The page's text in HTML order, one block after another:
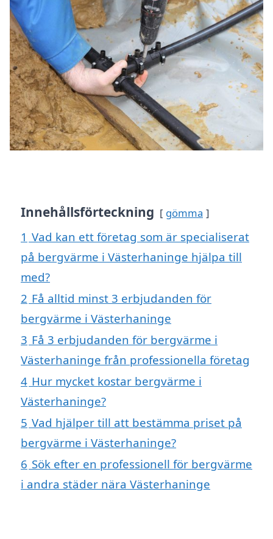
Innehållsförteckning gömma
1 Vad kan ett företag som är specialiserat
på bergvärme i Västerhaninge hjälpa till
med?
2 Få alltid minst 3 erbjudanden för
bergvärme i Västerhaninge
3 Få 3 erbjudanden för bergvärme i
Västerhaninge från professionella företag
4 Hur mycket kostar bergvärme i
Västerhaninge?
5 Vad hjälper till att bestämma priset på
bergvärme i Västerhaninge?
6 Sök efter en professionell för bergvärme
i andra städer nära Västerhaninge